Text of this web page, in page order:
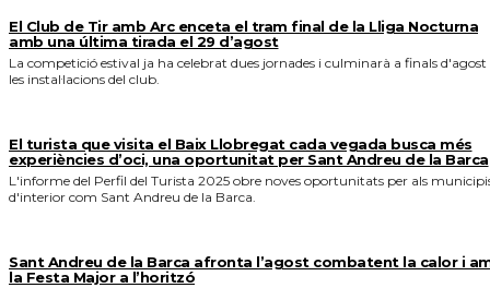
El Club de Tir amb Arc enceta el tram final de la Lliga Nocturna
amb una última tirada el 29 d’agost
La competició estival ja ha celebrat dues jornades i culminarà a finals d'agost
les instal·lacions del club.
El turista que visita el Baix Llobregat cada vegada busca més
experiències d’oci, una oportunitat per Sant Andreu de la Barca
L'informe del Perfil del Turista 2025 obre noves oportunitats per als
d'interior com Sant Andreu de la Barca.
Sant Andreu de la Barca afronta l’agost combatent la calor i
la Festa Major a l’horitzó